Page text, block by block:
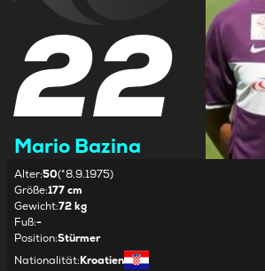
22
Mario Bazina
Alter:50(*8.9.1975)
Größe:177 cm
Gewicht:72 kg
Fuß:-
Position:Stürmer
Nationalität:Kroatien